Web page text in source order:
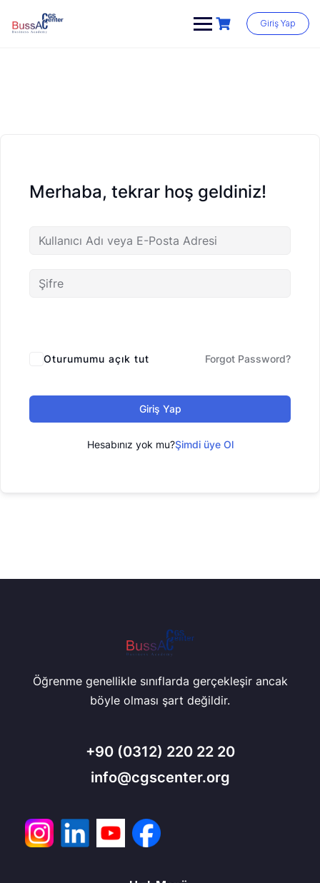
content
Giriş Yap
Merhaba, tekrar hoş geldiniz!
Oturumumu açık tut Forgot Password?
Giriş Yap
Hesabınız yok mu?Şimdi üye Ol
Öğrenme genellikle sınıflarda gerçekleşir ancak
böyle olması şart değildir.
+90 (0312) 220 22 20
info@cgscenter.org